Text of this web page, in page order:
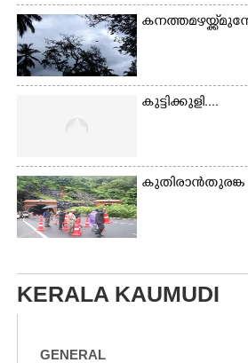
കനത്ത മഴയ്ക്ക്
കുട്ടിക്കുളി....
KERALA KAUMUDI
GENERAL